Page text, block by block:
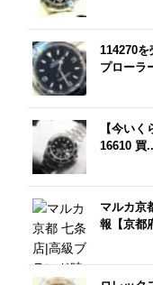
114270
プローラ
【今い
16610 買
マルカ京
報【京都